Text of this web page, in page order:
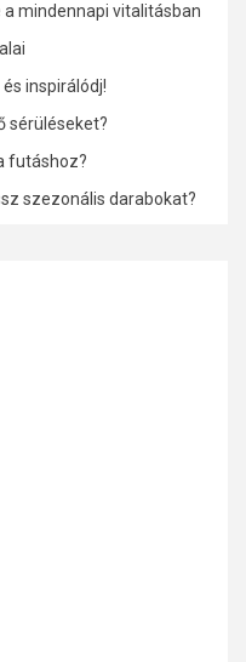
mindennapi vitalitásban
inspirálódj!
sérüléseket?
futáshoz?
szezonális darabokat?